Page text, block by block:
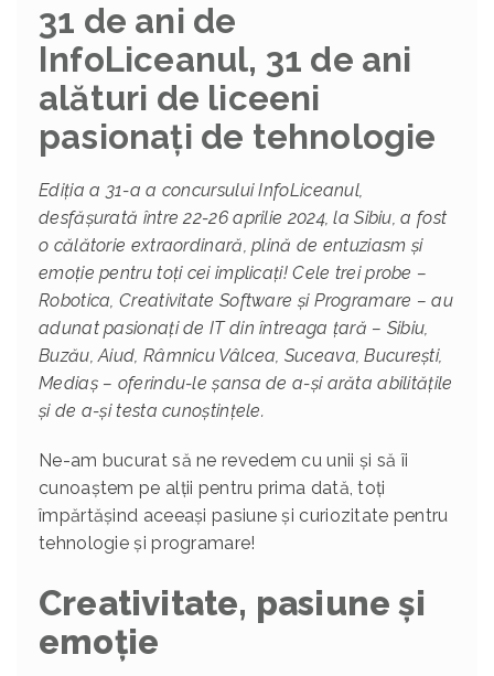
31 de ani de
InfoLiceanul, 31 de ani
alături de liceeni
pasionați de tehnologie
Ediția a 31-a a concursului InfoLiceanul,
desfășurată între 22-26 aprilie 2024, la Sibiu, a fost
o călătorie extraordinară, plină de entuziasm și
emoție pentru toți cei implicați! Cele trei probe –
Robotica, Creativitate Software și Programare – au
adunat pasionați de IT din întreaga țară – Sibiu,
Buzău, Aiud, Râmnicu Vâlcea, Suceava, București,
Mediaș – oferindu-le șansa de a-și arăta abilitățile
și de a-și testa cunoștințele.
Ne-am bucurat să ne revedem cu unii și să îi
cunoaștem pe alții pentru prima dată, toți
împărtășind aceeași pasiune și curiozitate pentru
tehnologie și programare!
Creativitate, pasiune și
emoție